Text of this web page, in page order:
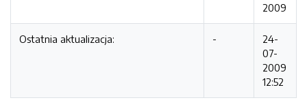
2009
Ostatnia aktualizacja: -
24-
07-
2009
12:52